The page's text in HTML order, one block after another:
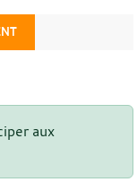
aux